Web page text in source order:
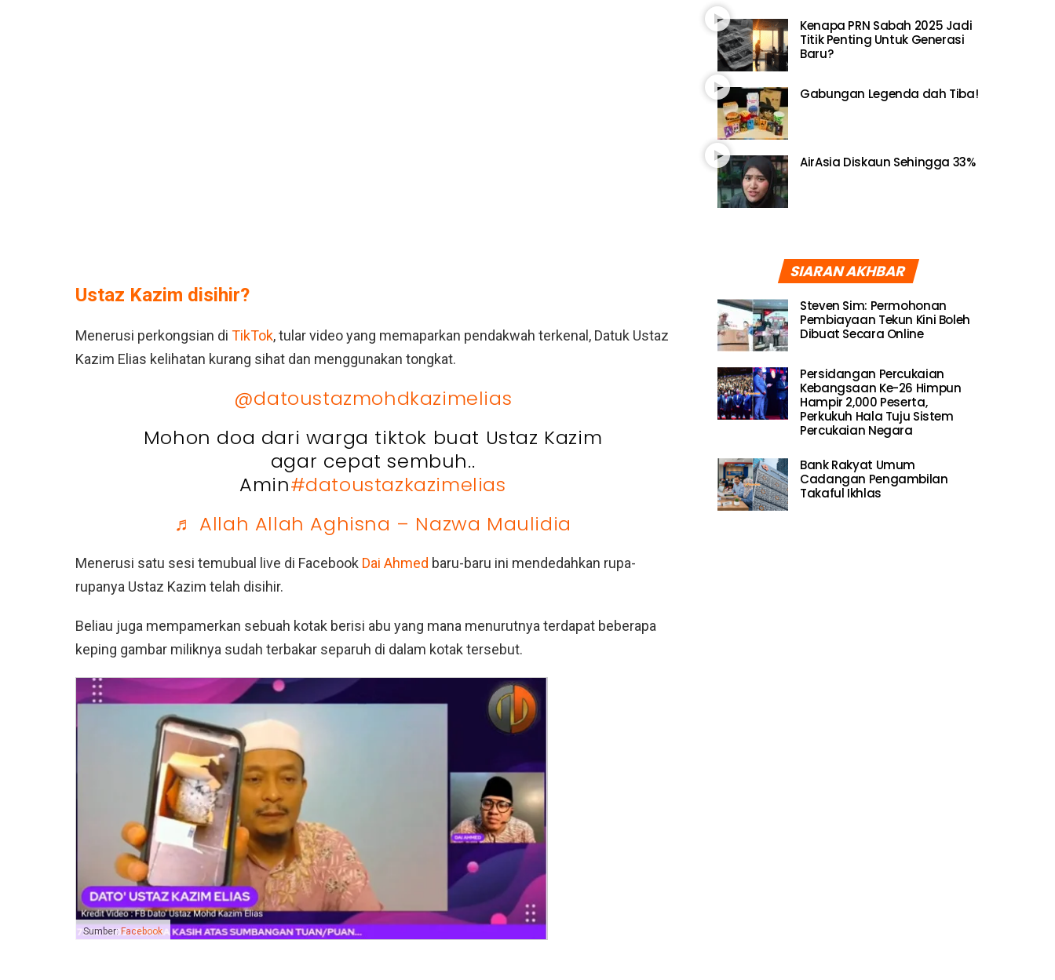
Ustaz Kazim disihir?
Menerusi perkongsian di TikTok, tular video yang memaparkan pendakwah terkenal, Datuk Ustaz
Kazim Elias kelihatan kurang sihat dan menggunakan tongkat.
@datoustazmohdkazimelias
Mohon doa dari warga tiktok buat Ustaz Kazim
agar cepat sembuh..
Amin#datoustazkazimelias
♬ Allah Allah Aghisna – Nazwa Maulidia
Menerusi satu sesi temubual live di Facebook Dai Ahmed baru-baru ini mendedahkan rupa-
rupanya Ustaz Kazim telah disihir.
Beliau juga mempamerkan sebuah kotak berisi abu yang mana menurutnya terdapat beberapa
keping gambar miliknya sudah terbakar separuh di dalam kotak tersebut.
Sumber:Facebook
Kenapa PRN Sabah 2025 Jadi
Titik Penting Untuk Generasi
Baru?
Gabungan Legenda dah Tiba!
AirAsia Diskaun Sehingga 33%
SIARAN AKHBAR
Steven Sim: Permohonan
Pembiayaan Tekun Kini Boleh
Dibuat Secara Online
Persidangan Percukaian
Kebangsaan Ke-26 Himpun
Hampir 2,000 Peserta,
Perkukuh Hala Tuju Sistem
Percukaian Negara
Bank Rakyat Umum
Cadangan Pengambilan
Takaful Ikhlas